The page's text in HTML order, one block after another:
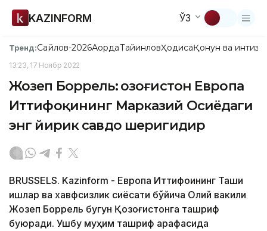
KAZINFORM ЎЗ
Тренд:Сайлов-2026АқордаТайинловҲодисаҚонун ва
13:23, 17 Ноябр 2022
Жозеп Боррель: Қозоғистон Европа
Иттифоқининг Марказий Осиёдаги
энг йирик савдо шеригидир
BRUSSELS. Kazinform - Европа Иттифоқининг Ташқи
ишлар ва хавфсизлик сиёсати бўйича Олий вакили
Жозеп Боррель бугун Қозоғистонга ташриф
буюради. Ушбу муҳим ташриф арафасида